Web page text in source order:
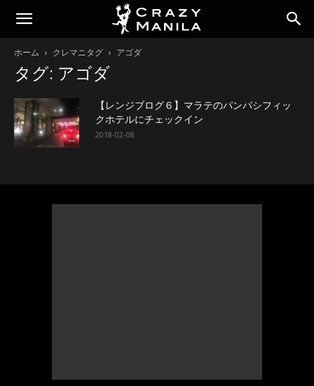
ホーム クレマニタグ アゴダ
タグ: アゴダ
【レンジブログ６】マラテのパンパシフィッ
クホテルにチェックイン
2018-02-08